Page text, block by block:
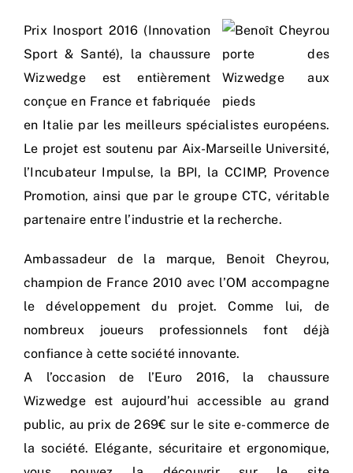
Prix Inosport 2016 (Innovation
Sport & Santé), la chaussure
Wizwedge est entièrement
conçue en France et fabriquée
en Italie par les meilleurs spécialistes européens.
Le projet est soutenu par Aix-Marseille Université,
l’Incubateur Impulse, la BPI, la CCIMP, Provence
Promotion, ainsi que par le groupe CTC, véritable
partenaire entre l’industrie et la recherche.
Ambassadeur de la marque, Benoit Cheyrou,
champion de France 2010 avec l’OM accompagne
le développement du projet. Comme lui, de
nombreux joueurs professionnels font déjà
confiance à cette société innovante.
A l’occasion de l’Euro 2016, la chaussure
Wizwedge est aujourd’hui accessible au grand
public, au prix de 269€ sur le site e-commerce de
la société. Elégante, sécuritaire et ergonomique,